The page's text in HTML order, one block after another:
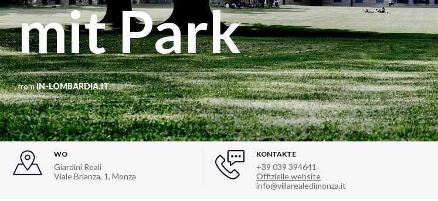
mit Park
fromIN-LOMBARDIA.IT
WO
Giardini Reali
Viale Brianza, 1, Monza
KONTAKTE
+39 039 394641
Offizielle website
info@villarealedimonza.it